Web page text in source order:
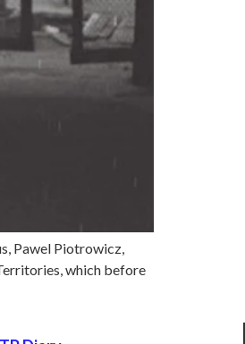
Pawel Piotrowicz,
which before